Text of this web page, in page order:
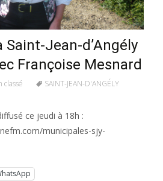
Saint-Jean-d’Angély
Françoise Mesnard
classé SAINT-JEAN-D'ANGÉLY
ce jeudi à 18h :
municipales-sjy-